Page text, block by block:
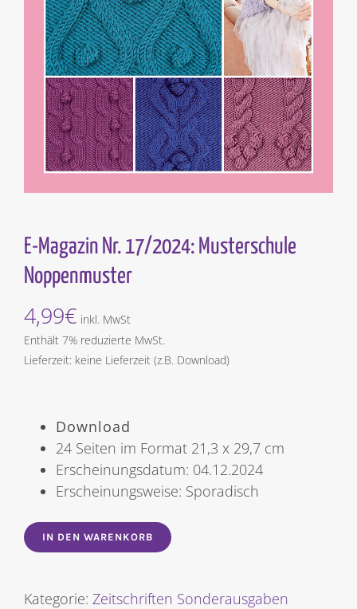
E-Magazin Nr. 17/2024: Musterschule
Noppenmuster
4,99€ inkl. MwSt
Enthält 7% reduzierte MwSt.
Lieferzeit: keine Lieferzeit (z.B. Download)
Download
24 Seiten im Format 21,3 x 29,7 cm
Erscheinungsdatum: 04.12.2024
Erscheinungsweise: Sporadisch
IN DEN WARENKORB
Kategorie: Zeitschriften Sonderausgaben